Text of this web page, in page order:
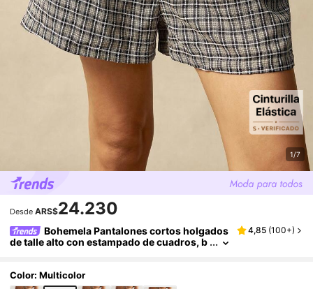
1/7
Desde ARS$24.230
Bohemela Pantalones cortos holgados
de talle alto con estampado de cuadros, b
4,85 (100+)
Color: Multicolor